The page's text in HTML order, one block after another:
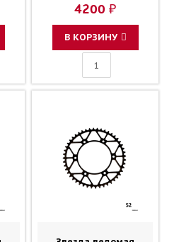
зубов 50 / MRP JTR210
1-3559-50
4200 ₽
В КОРЗИНУ